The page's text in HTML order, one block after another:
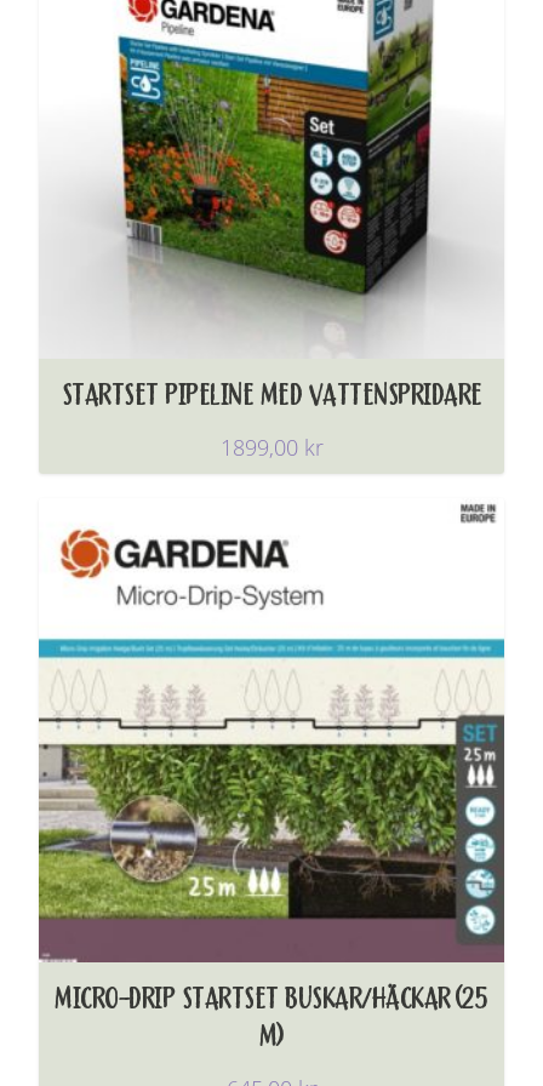
STARTSET PIPELINE MED VATTENSPRIDARE
1899,00 kr
MICRO-DRIP STARTSET BUSKAR/HÄCKAR (25
M)